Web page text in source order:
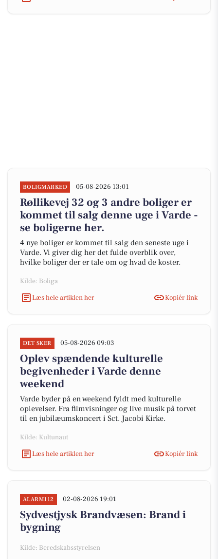
BOLIGMARKED 05-08-2026 13:01
Røllikevej 32 og 3 andre boliger er
kommet til salg denne uge i Varde -
se boligerne her.
4 nye boliger er kommet til salg den seneste uge i
Varde. Vi giver dig her det fulde overblik over,
hvilke boliger der er tale om og hvad de koster.
Kilde: Boliga
Læs hele artiklen her
Kopiér link
DET SKER 05-08-2026 09:03
Oplev spændende kulturelle
begivenheder i Varde denne
weekend
Varde byder på en weekend fyldt med kulturelle
oplevelser. Fra filmvisninger og live musik på torvet
til en jubilæumskoncert i Sct. Jacobi Kirke.
Kilde: Kultunaut
Læs hele artiklen her
Kopiér link
ALARM112 02-08-2026 19:01
Sydvestjysk Brandvæsen: Brand i
bygning
Kilde: Beredskabsstyrelsen